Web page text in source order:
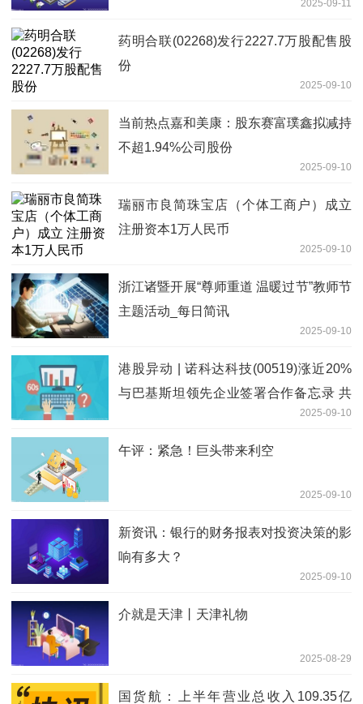
2025-09-11
药明合联(02268)发行2227.7万股配售股
份
2025-09-10
当前热点嘉和美康：股东赛富璞鑫拟减持
不超1.94%公司股份
2025-09-10
瑞丽市良简珠宝店（个体工商户）成立
注册资本1万人民币
2025-09-10
浙江诸暨开展“尊师重道 温暖过节”教师节
主题活动_每日简讯
2025-09-10
港股异动 | 诺科达科技(00519)涨近20%
与巴基斯坦领先企业签署合作备忘录 共
2025-09-10
午评：紧急！巨头带来利空
2025-09-10
新资讯：银行的财务报表对投资决策的影
响有多大？
2025-09-10
介就是天津丨天津礼物
2025-08-29
国货航：上半年营业总收入109.35亿